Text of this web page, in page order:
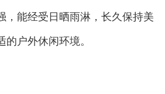
，能经受日晒雨淋，长久保持美
户外休闲环境。